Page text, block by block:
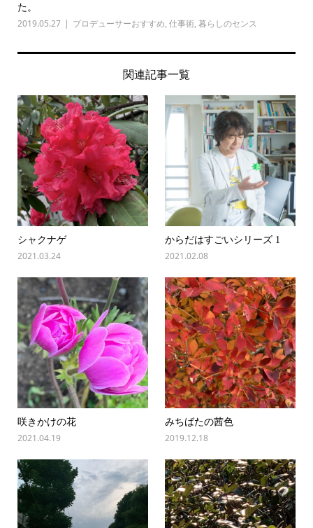
た。
2019.05.27 プロデューサーおすすめ, 仕事術, 暮らしのセンス
関連記事一覧
シャクナゲ
2021.03.24
からだはすごいシリーズ 1
2021.02.08
咲きかけの花
2021.04.19
みちばたの茜色
2019.12.18